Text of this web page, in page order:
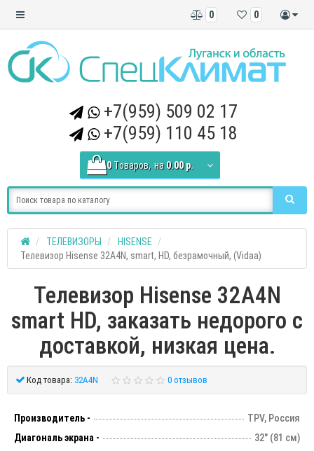
0
0
+7(959) 509 02 17
+7(959) 110 45 18
0 Tоваров, на 0.00 р.
ТЕЛЕВИЗОРЫ
HISENSE
Телевизор Hisense 32A4N, smart, HD, безрамочный, (Vidaa)
Телевизор Hisense 32A4N
smart HD, заказать недорого с
доставкой, низкая цена.
Код товара: 32A4N 0 отзывов
Производитель -
TPV, Россия
Диагональ экрана -
32" (81 см)